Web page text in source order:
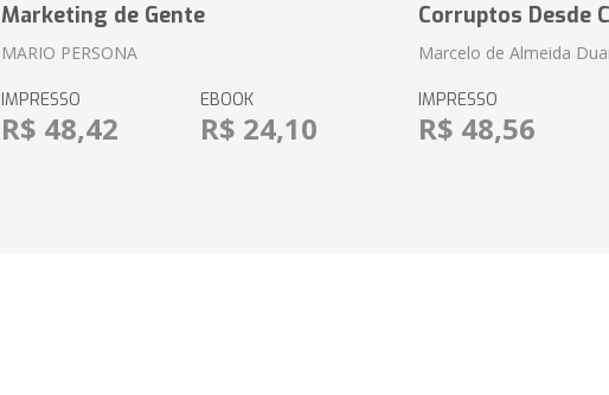
Marketing de Gente
MARIO PERSONA
IMPRESSO
R$ 48,42
EBOOK
R$ 24,10
Corruptos Desde
Marcelo de Almeida
IMPRESSO
R$ 48,56